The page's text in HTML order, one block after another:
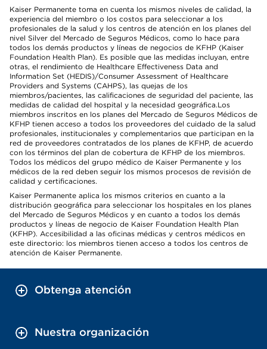
Kaiser Permanente toma en cuenta los mismos niveles de calidad, la
experiencia del miembro o los costos para seleccionar a los
profesionales de la salud y los centros de atención en los planes del
nivel Silver del Mercado de Seguros Médicos, como lo hace para
todos los demás productos y líneas de negocios de KFHP (Kaiser
Foundation Health Plan). Es posible que las medidas incluyan, entre
otras, el rendimiento de Healthcare Effectiveness Data and
Information Set (HEDIS)/Consumer Assessment of Healthcare
Providers and Systems (CAHPS), las quejas de los
miembros/pacientes, las calificaciones de seguridad del paciente, las
medidas de calidad del hospital y la necesidad geográfica.Los
miembros inscritos en los planes del Mercado de Seguros Médicos de
KFHP tienen acceso a todos los proveedores del cuidado de la salud
profesionales, institucionales y complementarios que participan en la
red de proveedores contratados de los planes de KFHP, de acuerdo
con los términos del plan de cobertura de KFHP de los miembros.
Todos los médicos del grupo médico de Kaiser Permanente y los
médicos de la red deben seguir los mismos procesos de revisión de
calidad y certificaciones.
Kaiser Permanente aplica los mismos criterios en cuanto a la
distribución geográfica para seleccionar los hospitales en los planes
del Mercado de Seguros Médicos y en cuanto a todos los demás
productos y líneas de negocio de Kaiser Foundation Health Plan
(KFHP). Accesibilidad a las oficinas médicas y centros médicos en
este directorio: los miembros tienen acceso a todos los centros de
atención de Kaiser Permanente.
Obtenga atención
Nuestra organización